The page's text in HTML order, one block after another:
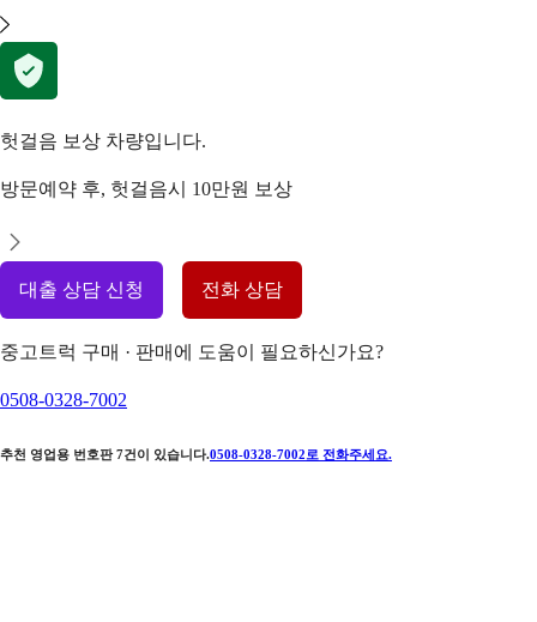
헛걸음 보상 차량입니다.
방문예약 후, 헛걸음시 10만원 보상
대출 상담 신청 전화 상담
중고트럭 구매 · 판매에 도움이 필요하신가요?
0508-0328-7002
추천 영업용 번호판 7건이 있습니다.0508-0328-7002 로 전화주세요.